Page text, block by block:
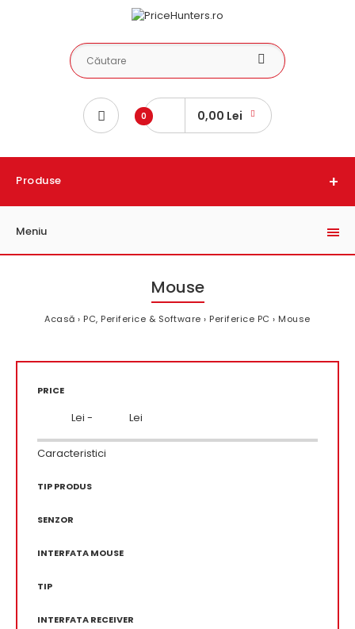
0 0,00 Lei
Produse
Meniu
Mouse
Acasă PC, Periferice & Software Periferice PC Mouse
PRICE
Lei - Lei
Caracteristici
TIP PRODUS
SENZOR
INTERFATA MOUSE
TIP
INTERFATA RECEIVER